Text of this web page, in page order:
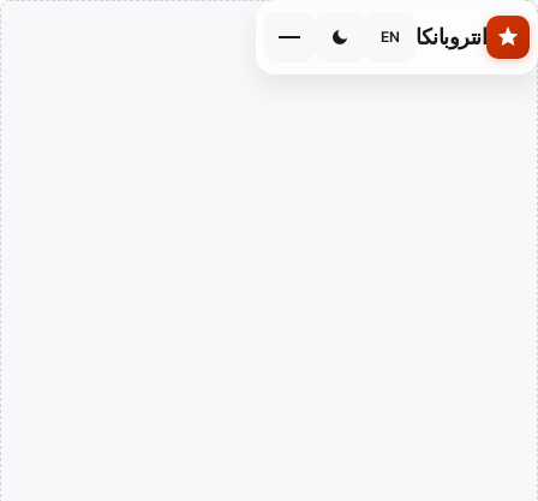
Skip to main content
انتروبانكا EN